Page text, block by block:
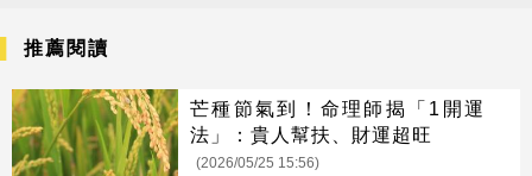
推薦閱讀
芒種節氣到！命理師揭「1開運
法」：貴人幫扶、財運超旺
(2026/05/25 15:56)